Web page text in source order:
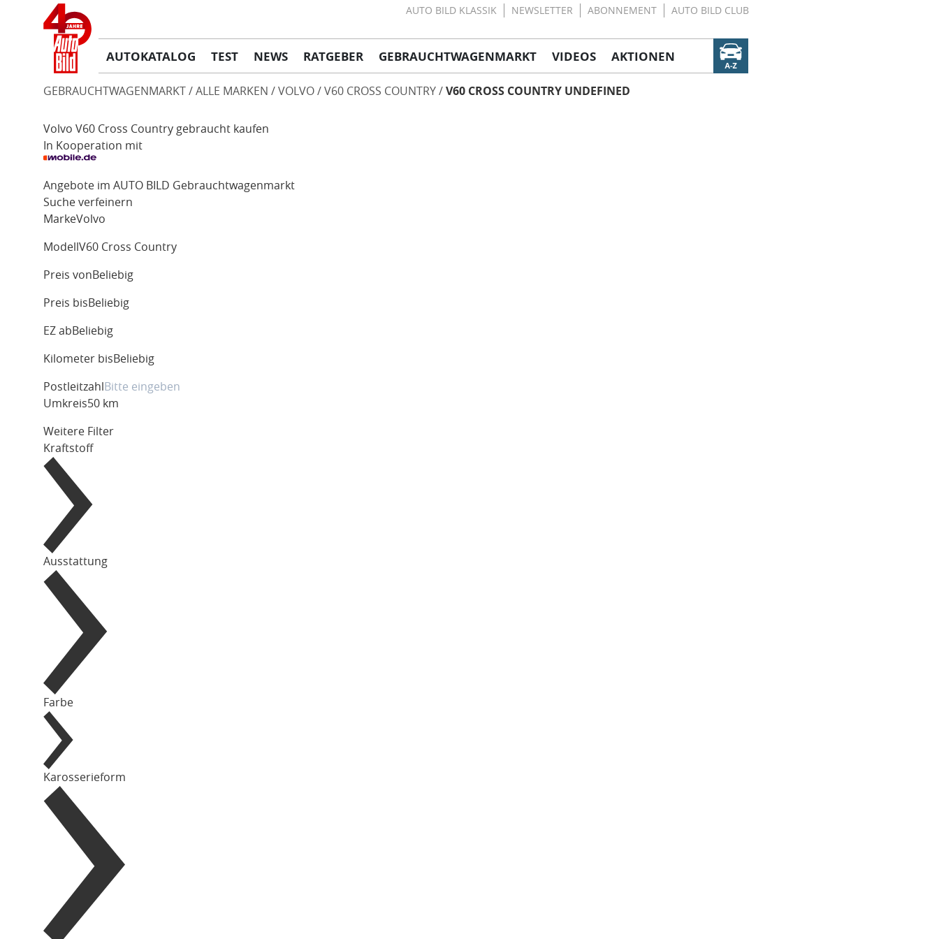
AUTO BILD KLASSIK NEWSLETTER ABONNEMENT AUTO BILD CLUB
AUTOKATALOG TEST NEWS RATGEBER GEBRAUCHTWAGENMARKT VIDEOS AKTIONEN
GEBRAUCHTWAGENMARKT ALLE MARKEN VOLVO V60 CROSS COUNTRY V60 CROSS COUNTRY UNDEFINED
Volvo V60 Cross Country gebraucht kaufen
In Kooperation mit
Angebote im AUTO BILD Gebrauchtwagenmarkt
Suche verfeinern
MarkeVolvo
Modell V60 Cross Country
Preis von Beliebig
Preis bis Beliebig
EZ ab Beliebig
Kilometer bis Beliebig
Postleitzahl
Umkreis50 km
Weitere Filter
Kraftstoff
Ausstattung
Farbe
Karosserieform